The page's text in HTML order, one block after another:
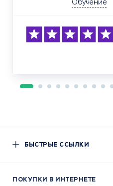
Обучение
БЫСТРЫЕ ССЫЛКИ
ПОКУПКИ В ИНТЕРНЕТЕ